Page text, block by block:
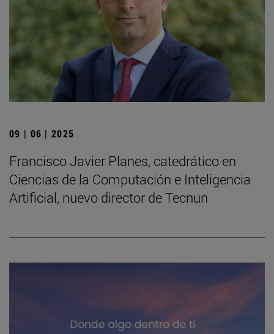
09 | 06 | 2025
Francisco Javier Planes, catedrático en
Ciencias de la Computación e Inteligencia
Artificial, nuevo director de Tecnun